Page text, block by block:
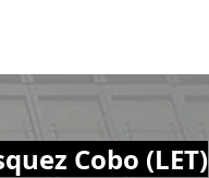
Cobo (LET)